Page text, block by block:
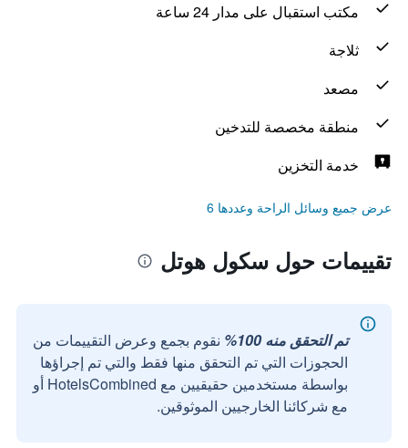
مكتب استقبال على مدار 24 ساعة
ثلاجة
مصعد
منطقة مخصصة للتدخين
خدمة التخزين
عرض جميع وسائل الراحة وعددها 6
تقييمات حول سكول هوتل
تم التحقق منه 100%
نقوم بجمع وعرض التقييمات من
الحجوزات التي تم التحقق منها فقط والتي تم إجراؤها
بواسطة مستخدمين حقيقيين مع HotelsCombined أو
مع شركائنا الخارجيين الموثوقين.